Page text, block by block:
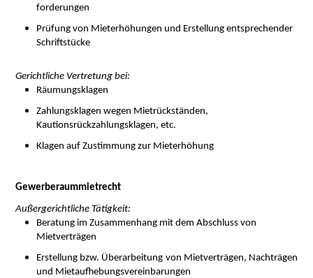
forderungen
Prüfung von Mieterhöhungen und Erstellung entsprechender
Schriftstücke
Gerichtliche Vertretung bei:
Räumungsklagen
Zahlungsklagen wegen Mietrückständen,
Kautionsrückzahlungsklagen, etc.
Klagen auf Zustimmung zur Mieterhöhung
Gewerberaummietrecht
Außergerichtliche Tätigkeit:
Beratung im Zusammenhang mit dem Abschluss von
Mietverträgen
Erstellung bzw. Überarbeitung von Mietverträgen, Nachträgen
und Mietaufhebungsvereinbarungen